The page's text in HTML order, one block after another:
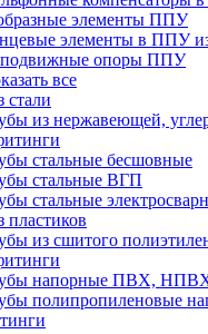
элементы ППУ
элементы в ППУ
опоры ППУ
все
стали
из нержавеющей,
стальные бесшовные
стальные ВГП
стальные
пластиков
из сшитого
напорные ПВХ,
полипропиленовые